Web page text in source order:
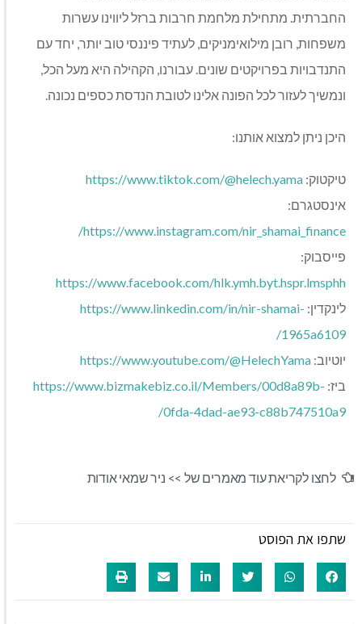
החברתית. מתחילת מלחמת חרבות ברזל ליווינו עשרות
משפחות, רובן מילואימניקים, לעתיד פיננסי טוב יותר, יחד עם
התנדבויות בפרויקטים שונים. עבורנו, הקהילה היא מעל הכל,
ונמשיך לעזור לכל הפונה אלינו לטובת הנדסת כספים נכונה.
היכן ניתן למצוא אותנו:
טיקטוק: https://www.tiktok.com/@helech.yama
אינסטגרם:
https://www.instagram.com/nir_shamai_finance/
פייסבוק:
https://www.facebook.com/hlk.ymh.byt.hspr.lmsphh
לינקדין: https://www.linkedin.com/in/nir-shamai-
1965a6109/
יוטיוב: https://www.youtube.com/@HelechYama
ביז: https://www.bizmakebiz.co.il/Members/00d8a89b-
0fda-4dad-ae93-c88b747510a9/
לחצו לקריאת עוד מאמרים של >> ניר שמאי אודות
שתפו את הפוסט